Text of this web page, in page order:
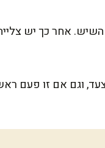
אתם כבר עם קערה יפה על השיש.
וגם אם זו פעם